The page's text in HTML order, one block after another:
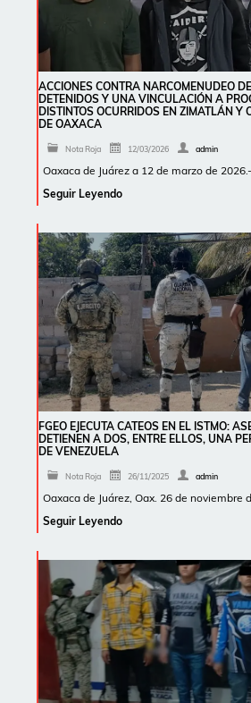
ACCIONES CONTRA NARCOMENUDEO
DETENIDOS Y UNA VINCULACIÓN A
DISTINTOS OCURRIDOS EN ZIMATLÁN Y
DE OAXACA
Nota Roja 12/03/2026 admin
Oaxaca de Juárez a 12 de marzo de
Seguir Leyendo
FGEO EJECUTA CATEOS EN EL ISTMO:
DETIENEN A DOS, ENTRE ELLOS, UNA
DE VENEZUELA
Nota Roja 26/11/2025 admin
Oaxaca de Juárez, Oax. 26 de noviembre
Seguir Leyendo